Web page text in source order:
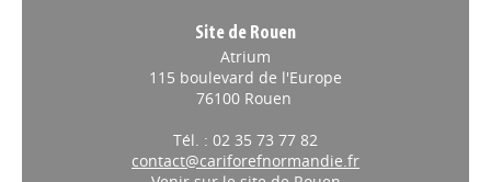
Site de Rouen
Atrium
115 boulevard de l'Europe
76100 Rouen
Tél. : 02 35 73 77 82
contact@cariforefnormandie.fr